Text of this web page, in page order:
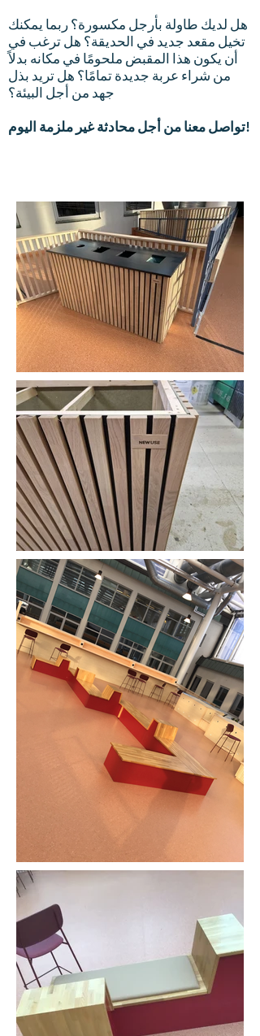
هل لديك طاولة بأرجل مكسورة؟ ربما يمكنك
تخيل مقعد جديد في الحديقة؟ هل ترغب في
أن يكون هذا المقبض ملحومًا في مكانه بدلاً
من شراء عربة جديدة تمامًا؟ هل تريد بذل
جهد من أجل البيئة؟
تواصل معنا من أجل محادثة غير ملزمة اليوم!